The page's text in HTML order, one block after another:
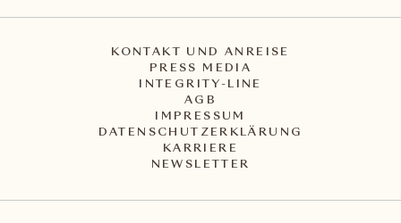
KONTAKT UND ANREISE
PRESS MEDIA
INTEGRITY-LINE
AGB
IMPRESSUM
DATENSCHUTZERKLÄRUNG
KARRIERE
NEWSLETTER